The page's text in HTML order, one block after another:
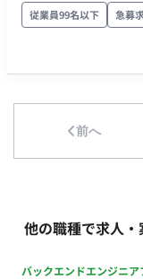
従業員99名以下 急募
前へ
他の職種で求人
バックエンドエンジニア